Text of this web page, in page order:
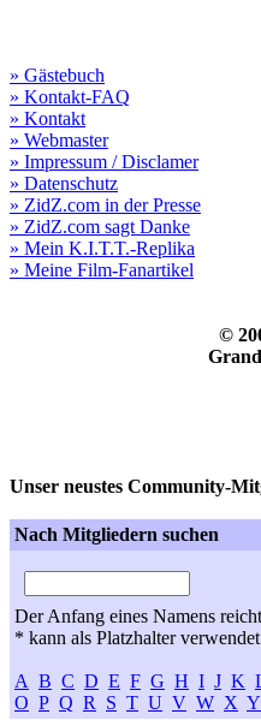
» Gästebuch
» Kontakt-FAQ
» Kontakt
» Webmaster
» Impressum / Disclamer
» Datenschutz
» ZidZ.com in der Presse
» ZidZ.com sagt Danke
» Mein K.I.T.T.-Replika
» Meine Film-Fanartikel
©
Unser neustes Community-
Nach Mitgliedern suchen
Der Anfang eines Namens
* kann als Platzhalter
A B C D E F G H I J K
O P Q R S T U V W X Y